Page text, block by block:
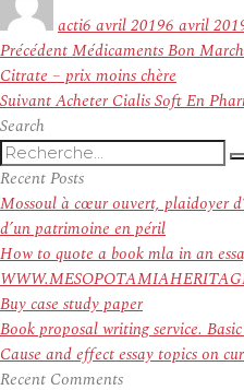
actile
6 avril 20196 avril
Navigation
de
l’article
PrécédentArticle
précédent :
Médicaments Bon
Citrate – prix moins chère
SuivantArticle
Acheter Cialis Soft En
Search
Recherche
pour
:
Recent Posts
Mossoul à cœur ouvert, plaidoyer
d’un patrimoine en péril
How to quote a book mla in an
Buy case study paper
Book proposal writing service.
Cause and effect essay topics on
Recent Comments